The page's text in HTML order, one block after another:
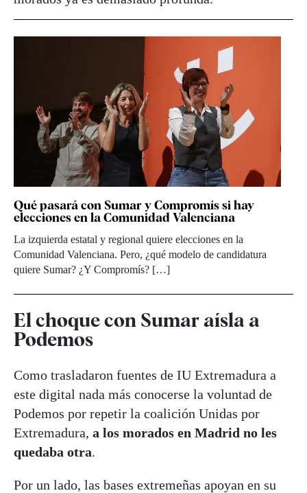
Qué pasará con Sumar y Compromís si hay
elecciones en la Comunidad Valenciana
La izquierda estatal y regional quiere elecciones en la
Comunidad Valenciana. Pero, ¿qué modelo de candidatura
quiere Sumar? ¿Y Compromís? […]
El choque con Sumar aísla a
Podemos
Como trasladaron fuentes de IU Extremadura a
este digital nada más conocerse la voluntad de
Podemos por repetir la coalición Unidas por
Extremadura, a los morados en Madrid no les
quedaba otra.
Por un lado, las bases extremeñas apoyan en su